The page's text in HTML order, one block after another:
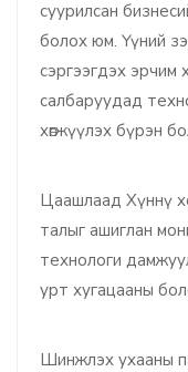
суурилсан
болох юм. Үүний
сэргээгдэх эрчим
салбаруудад
хөгжүүлэх бүрэн
Цаашлаад Хүннү
талыг ашиглан
технологи
урт хугацааны
Шинжлэх ухааны